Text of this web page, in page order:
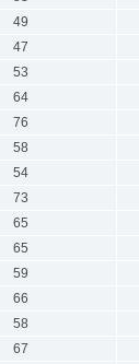
49
47
53
64
76
58
54
73
65
65
59
66
58
67